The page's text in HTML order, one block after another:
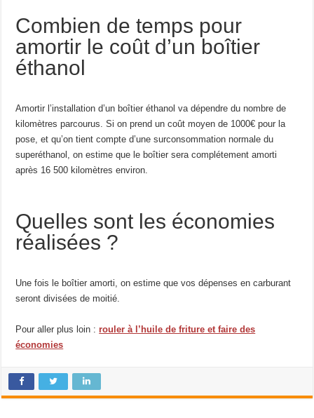
Combien de temps pour
amortir le coût d’un boîtier
éthanol
Amortir l’installation d’un boîtier éthanol va dépendre du nombre de
kilomètres parcourus. Si on prend un coût moyen de 1000€ pour la
pose, et qu’on tient compte d’une surconsommation normale du
superéthanol, on estime que le boîtier sera complétement amorti
après 16 500 kilomètres environ.
Quelles sont les économies
réalisées ?
Une fois le boîtier amorti, on estime que vos dépenses en carburant
seront divisées de moitié.
Pour aller plus loin :rouler à l’huile de friture et faire des
économies